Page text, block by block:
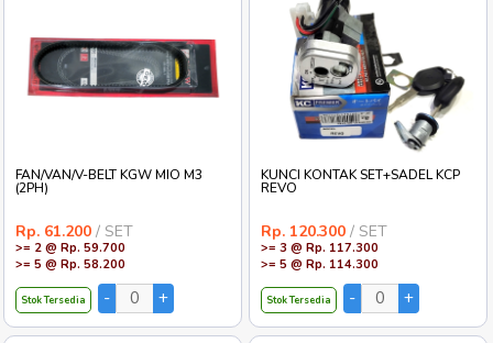
FAN/VAN/V-BELT KGW MIO M3
(2PH)
Rp. 61.200 / SET
>= 2 @ Rp. 59.700
>= 5 @ Rp. 58.200
Stok Tersedia
KUNCI KONTAK SET+SADEL KCP
REVO
Rp. 120.300 / SET
>= 3 @ Rp. 117.300
>= 5 @ Rp. 114.300
Stok Tersedia